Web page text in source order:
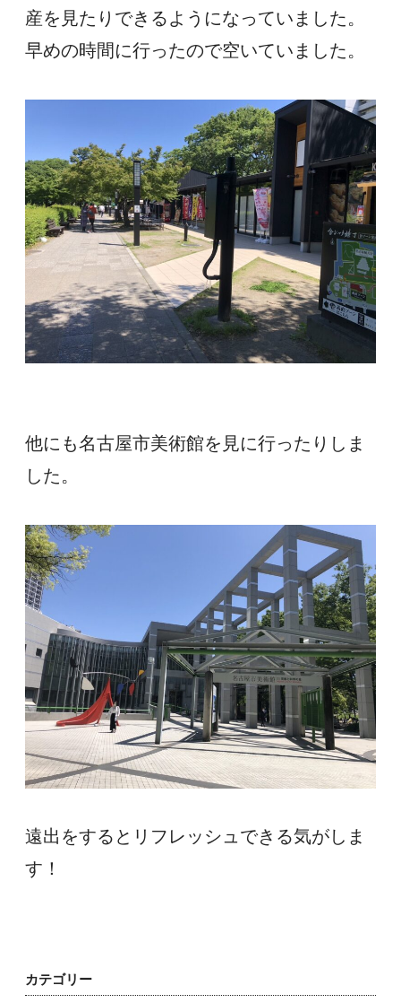
産を見たりできるようになっていました。
早めの時間に行ったので空いていました。
他にも名古屋市美術館を見に行ったりしま
した。
遠出をするとリフレッシュできる気がしま
す！
カテゴリー